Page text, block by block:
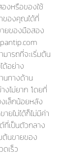
งหรือของใช้
ของคุณได้ที่
ายของมือสอง
ารถที่จะเริ่มต้น
ด้อย่าง
นทางด้าน
งไม่ยาก โดยที่
เล็กน้อยหลัง
ยไม่ได้ก็ไม่มีค่า
ต์ที่เป็นตัวกลาง
ต้นขายของ
ดเร็ว